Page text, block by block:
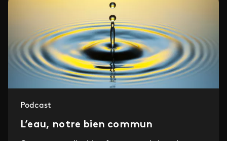
Podcast
L’eau, notre bien commun